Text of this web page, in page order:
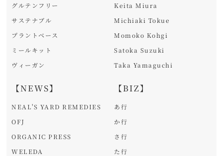
グルテンフリー
サステナブル
プラントベース
ミールキット
ヴィーガン
【NEWS】
NEAL'S YARD REMEDIES
OFJ
ORGANIC PRESS
WELEDA
Keita Miura
Michiaki Tokue
Momoko Kohgi
Satoka Suzuki
Taka Yamaguchi
【BIZ】
あ行
か行
さ行
た行